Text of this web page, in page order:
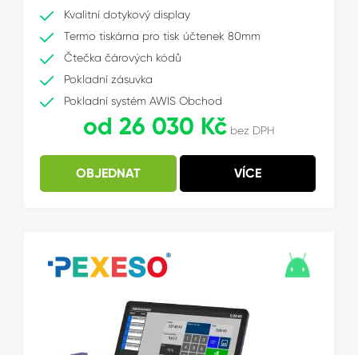
Kvalitní dotykový display
Termo tiskárna pro tisk účtenek 80mm
Čtečka čárových kódů
Pokladní zásuvka
Pokladní systém AWIS Obchod
od 26 030 Kč bez DPH
OBJEDNAT VÍCE